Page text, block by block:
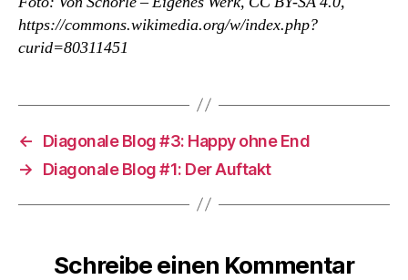
https://commons.wikimedia.org/w/index.php?
curid=80311451
←
Diagonale Blog #3: Happy ohne End
→
Diagonale Blog #1: Der Auftakt
Schreibe einen Kommentar